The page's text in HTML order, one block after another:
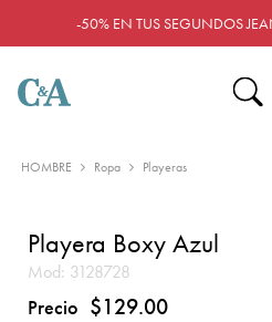
-50% EN TUS SEGUNDOS
HOMBRE Ropa Playeras
Playera Boxy Azul
Mod: 3128728
Precio $129.00